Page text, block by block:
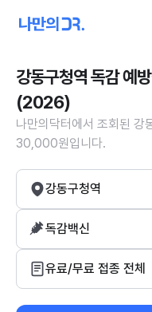
강동구청역 독감 예
(2026)
나만의닥터에서 조회된 강
30,000원입니다.
강동구청역
독감백신
유료/무료 접종 전체